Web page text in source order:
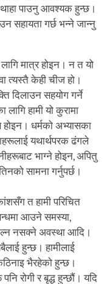
पाउनु आवश्यक हुन्छ।
सहायता गर्छ भन्ने जान्नु
मात्र होइन। न त यो
त्यस्तै केही चीज हो।
दिलाउन सहयोग गर्ने
हामी यो कुरामा
धर्मको अभ्यासका
यथार्थपरक ढंगले
भाग्ने होइन, अपितु
सामना गर्नुपर्छ।
त हामी परिचित
आउने समस्या,
नसक्ने अवस्था आदि।
हुन्छ। हामीलाई
भैरहेको हुन्छ।
रोगी र बृद्ध हुन्छौं। यदि